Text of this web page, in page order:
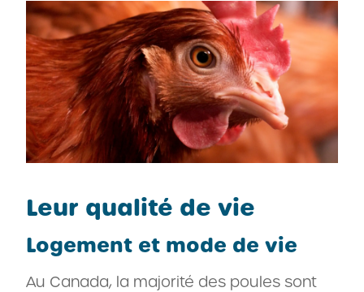
Leur qualité de vie
Logement et mode de vie
Au Canada, la majorité des poules sont